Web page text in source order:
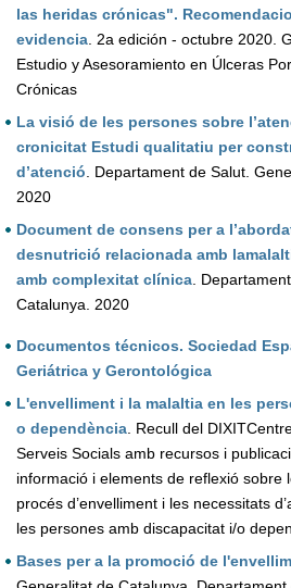
las heridas crónicas".
evidencia. 2a edición - octubre 2020.
Estudio y Asesoramiento en Úlceras
Crónicas
La visió de les persones sobre
cronicitat Estudi qualitatiu per
d’atenció. Departament de Salut.
2020
Document de consens per a
desnutrició relacionada amb
amb complexitat clínica.
Catalunya. 2020
Documentos técnicos. Sociedad
Geriátrica y Gerontológica
L'envelliment i la malaltia en les
o dependència. Recull del
Serveis Socials amb recursos i
informació i elements de reflexió sobre
procés d’envelliment i les necessitats
les persones amb discapacitat i/o
Bases per a la promoció de